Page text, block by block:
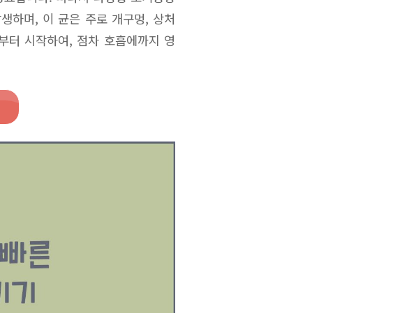
하며, 이 균은 주로 개구멍, 상처
터 시작하여, 점차 호흡에까지 영